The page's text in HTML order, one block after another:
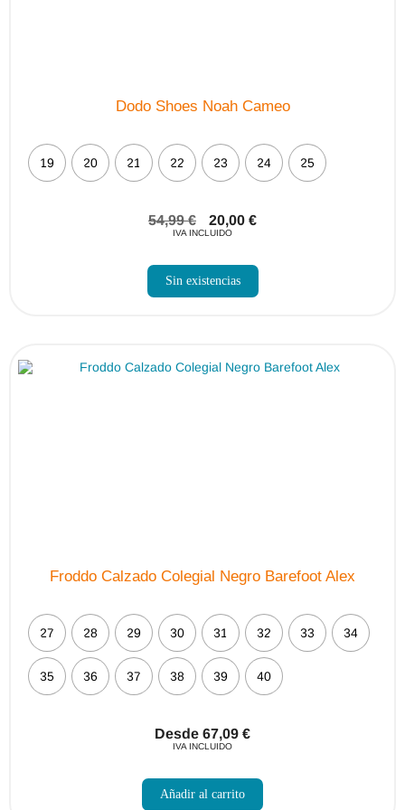
Dodo Shoes Noah Cameo
19 20 21 22 23 24 25
54,99€ 20,00 €
IVA INCLUIDO
Sin existencias
Froddo Calzado Colegial Negro Barefoot Alex
27 28 29 30 31 32 33 34
35 36 37 38 39 40
Desde 67,09 €
IVA INCLUIDO
Añadir al carrito